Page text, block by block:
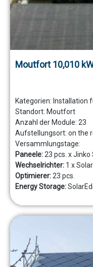
Moutfort 10,010
Kategorien: Installation
Standort: Moutfort
Anzahl der Module: 23
Aufstellungsort: on the
Versammlungstage:
Paneele:23 pcs. x Jinko
Wechselrichter: 1 x
Optimierer:23 pcs.
Energy Storage: